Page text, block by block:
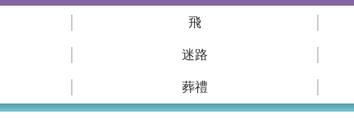
飛
迷路
葬禮